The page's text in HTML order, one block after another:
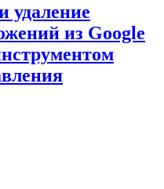
удаление
из Google